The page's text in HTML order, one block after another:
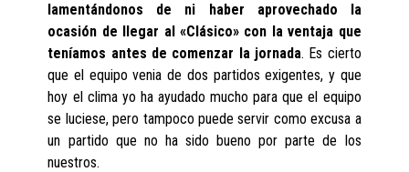
lamentándonos de ni haber aprovechado la
ocasión de llegar al «Clásico» con la ventaja que
teníamos antes de comenzar la jornada. Es cierto
que el equipo venia de dos partidos exigentes, y que
hoy el clima yo ha ayudado mucho para que el equipo
se luciese, pero tampoco puede servir como excusa a
un partido que no ha sido bueno por parte de los
nuestros.